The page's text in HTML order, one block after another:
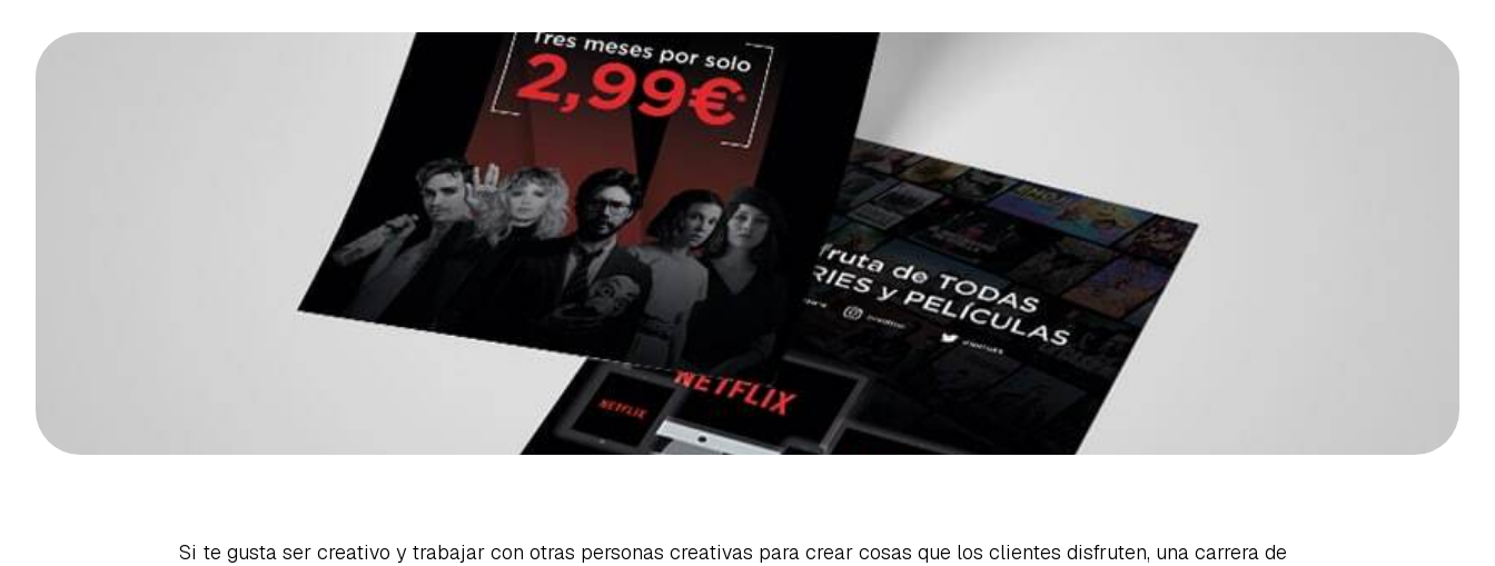
Si te gusta ser creativo y trabajar con otras personas creativas para crear cosas que los clientes disfruten, una carrera de